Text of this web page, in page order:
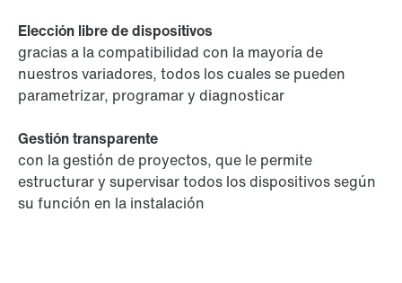
Elección libre de dispositivos
gracias a la compatibilidad con la mayoría de
nuestros variadores, todos los cuales se pueden
parametrizar, programar y diagnosticar
Gestión transparente
con la gestión de proyectos, que le permite
estructurar y supervisar todos los dispositivos según
su función en la instalación